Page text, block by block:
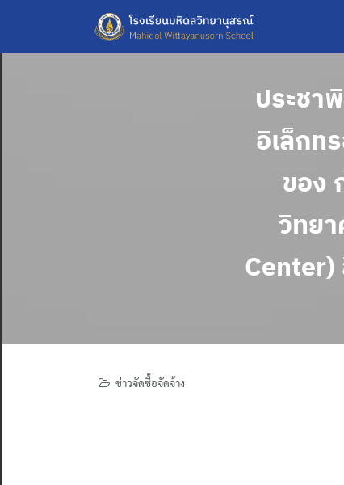
content
ประชา
อิเล็กท
ของ
วิทย
Center)
ข่าวจัดซื้อจัดจ้าง